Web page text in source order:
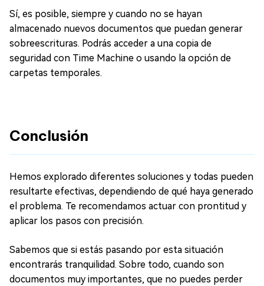
Sí, es posible, siempre y cuando no se hayan
almacenado nuevos documentos que puedan generar
sobreescrituras. Podrás acceder a una copia de
seguridad con Time Machine o usando la opción de
carpetas temporales.
Conclusión
Hemos explorado diferentes soluciones y todas pueden
resultarte efectivas, dependiendo de qué haya generado
el problema. Te recomendamos actuar con prontitud y
aplicar los pasos con precisión.
Sabemos que si estás pasando por esta situación
encontrarás tranquilidad. Sobre todo, cuando son
documentos muy importantes, que no puedes perder